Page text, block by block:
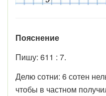
Пояснение
Пишу: 611 : 7.
Делю сотни: 6 сотен
чтобы в частном